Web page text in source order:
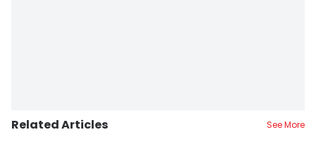
Related Articles See More